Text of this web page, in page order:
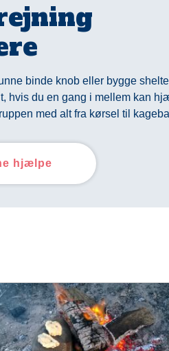
binde knob eller bygge
hvis du en gang i mellem kan
med alt fra kørsel til
hjælpe